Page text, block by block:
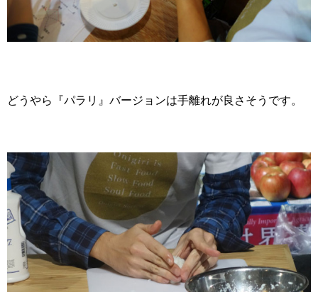
どうやら『パラリ』バージョンは手離れが良さそうです。